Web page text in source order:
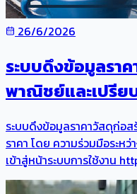
26/6/2026
ระบบดึงข้อมูลรา
พาณิชย์และเปรีย
ระบบดึงข้อมูลราคาวัสดุก่อส
ราคา โดย ความร่วมมือระห
เข้าสู่หน้าระบบการใช้งาน